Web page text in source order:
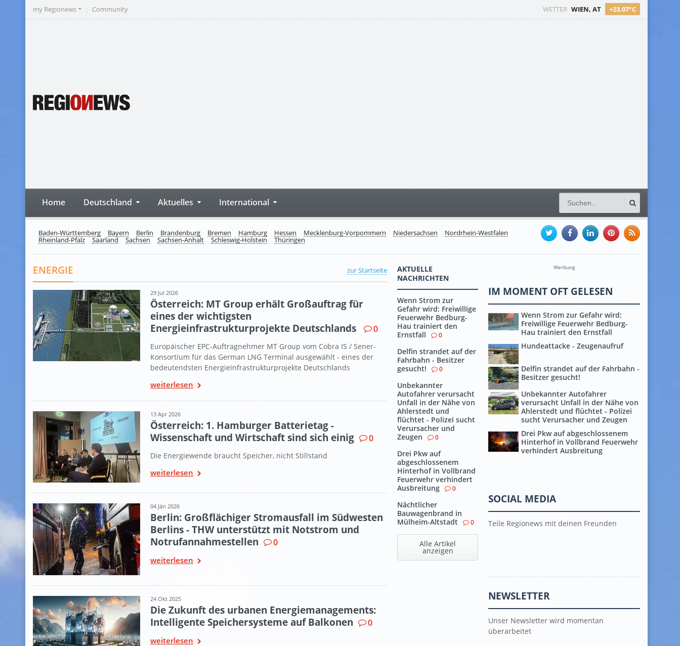
WETTER WIEN, AT +23.07°C
my Regionews Community
Home Deutschland Aktuelles International
Baden-Württemberg Bayern Berlin Brandenburg Bremen Hamburg Hessen Mecklenburg-Vorpommern Niedersachsen Nordrhein-Westfalen
Rheinland-Pfalz Saarland Sachsen Sachsen-Anhalt Schleswig-Holstein Thüringen
zur Startseite
ENERGIE
29 Jul 2026
Österreich: MT Group erhält Großauftrag für
eines der wichtigsten
Energieinfrastrukturprojekte Deutschlands
0
Europäischer EPC-Auftragnehmer MT Group vom Cobra IS / Sener-
Konsortium für das German LNG Terminal ausgewählt - eines der
bedeutendsten Energieinfrastrukturprojekte Deutschlands
weiterlesen
13 Apr 2026
Österreich: 1. Hamburger Batterietag -
Wissenschaft und Wirtschaft sind sich einig
0
Die Energiewende braucht Speicher, nicht Stillstand
weiterlesen
04 Jän 2026
Berlin: Großflächiger Stromausfall im Südwesten
Berlins - THW unterstützt mit Notstrom und
Notrufannahmestellen
0
weiterlesen
24 Okt 2025
Die Zukunft des urbanen Energiemanagements:
Intelligente Speichersysteme auf Balkonen
0
weiterlesen
AKTUELLE
NACHRICHTEN
Wenn Strom zur
Gefahr wird: Freiwillige
Feuerwehr Bedburg-
Hau trainiert den
Ernstfall
0
Delfin strandet auf der
Fahrbahn - Besitzer
gesucht!
0
Unbekannter
Autofahrer verursacht
Unfall in der Nähe von
Ahlerstedt und
flüchtet - Polizei sucht
Verursacher und
Zeugen
0
Drei Pkw auf
abgeschlossenem
Hinterhof in Vollbrand
Feuerwehr verhindert
Ausbreitung
0
Nächtlicher
Bauwagenbrand in
Mülheim-Altstadt
0
Alle Artikel
anzeigen
Werbung
IM MOMENT OFT GELESEN
Wenn Strom zur Gefahr wird:
Freiwillige Feuerwehr Bedburg-
Hau trainiert den Ernstfall
Hundeattacke - Zeugenaufruf
Delfin strandet auf der Fahrbahn -
Besitzer gesucht!
Unbekannter Autofahrer
verursacht Unfall in der Nähe von
Ahlerstedt und flüchtet - Polizei
sucht Verursacher und Zeugen
Drei Pkw auf abgeschlossenem
Hinterhof in Vollbrand Feuerwehr
verhindert Ausbreitung
SOCIAL MEDIA
Teile Regionews mit deinen Freunden
NEWSLETTER
Unser Newsletter wird momentan
überarbeitet